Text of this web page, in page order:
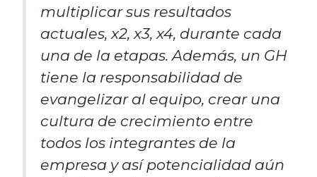
multiplicar sus resultados
actuales, x2, x3, x4, durante cada
una de la etapas. Además, un GH
tiene la responsabilidad de
evangelizar al equipo, crear una
cultura de crecimiento entre
todos los integrantes de la
empresa y así potencialidad aún